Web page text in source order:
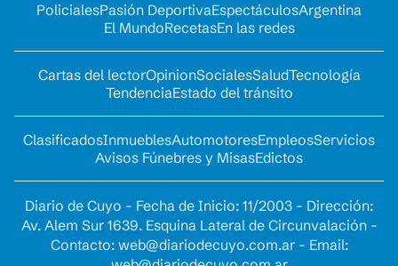
PolicialesPasión DeportivaEspectáculosArgentina
El MundoRecetasEn las redes
Cartas del lectorOpinionSocialesSaludTecnología
TendenciaEstado del tránsito
ClasificadosInmueblesAutomotoresEmpleosServicios
Avisos Fúnebres y MisasEdictos
Diario de Cuyo - Fecha de Inicio: 11/2003 - Dirección:
Av. Alem Sur 1639. Esquina Lateral de Circunvalación -
Contacto: web@diariodecuyo.com.ar- Email: